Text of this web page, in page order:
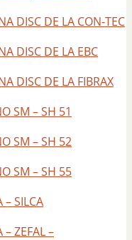
DISC DE LA CON-TEC
DISC DE LA EBC
DISC DE LA FIBRAX
SM – SH 51
SM – SH 52
SM – SH 55
– SILCA
– ZEFAL –